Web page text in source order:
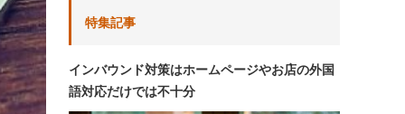
特集記事
インバウンド対策はホームページやお店の外国
語対応だけでは不十分